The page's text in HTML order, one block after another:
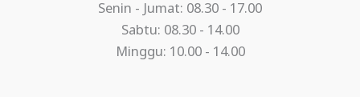
Senin - Jumat: 08.30 - 17.00
Sabtu: 08.30 - 14.00
Minggu: 10.00 - 14.00